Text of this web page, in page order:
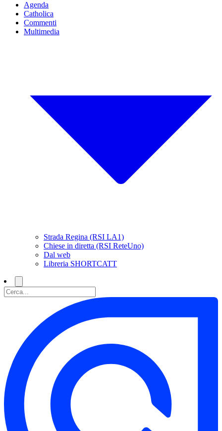
Agenda
Catholica
Commenti
Multimedia
Strada Regina (RSI LA1)
Chiese in diretta (RSI ReteUno)
Dal web
Libreria SHORTCATT